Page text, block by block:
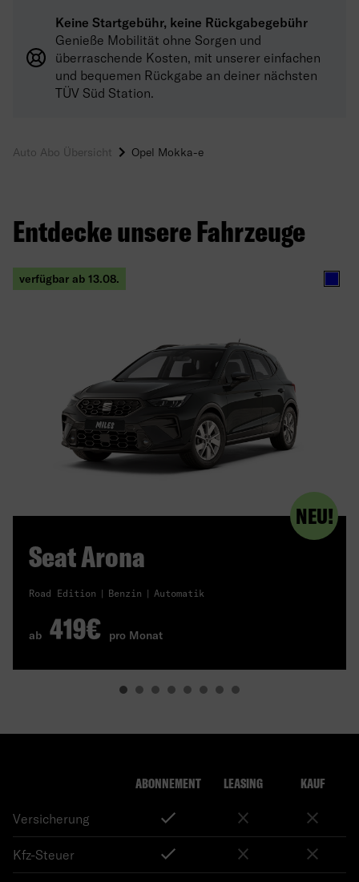
Keine Startgebühr, keine Rückgabegebühr
Genieße Mobilität ohne Sorgen und
überraschende Kosten, mit unserer einfachen
und bequemen Rückgabe an deiner nächsten
TÜV Süd Station.
Auto Abo Übersicht Opel Mokka-e
Entdecke unsere Fahrzeuge
verfügbar ab 13.08. Blau
NEU!
Seat Arona
Road Edition Benzin Automatik
ab 419€ pro Monat
ABONNEMENT LEASING KAUF
Versicherung
Kfz-Steuer